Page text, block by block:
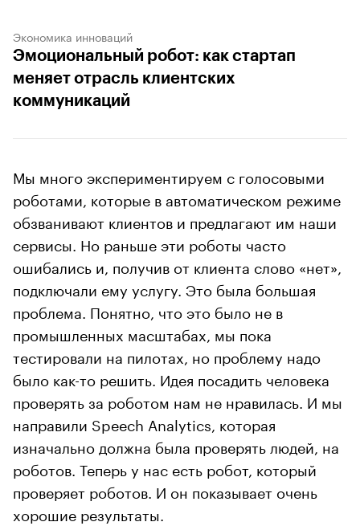
Экономика инноваций
Эмоциональный робот: как стартап
меняет отрасль клиентских
коммуникаций
Мы много экспериментируем с голосовыми
роботами, которые в автоматическом режиме
обзванивают клиентов и предлагают им наши
сервисы. Но раньше эти роботы часто
ошибались и, получив от клиента слово «нет»,
подключали ему услугу. Это была большая
проблема. Понятно, что это было не в
промышленных масштабах, мы пока
тестировали на пилотах, но проблему надо
было как-то решить. Идея посадить человека
проверять за роботом нам не нравилась. И мы
направили Speech Analytics, которая
изначально должна была проверять людей, на
роботов. Теперь у нас есть робот, который
проверяет роботов. И он показывает очень
хорошие результаты.